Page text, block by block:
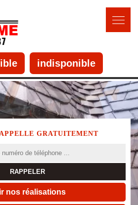
indisponible
GRATUITEMENT
nos réalisations